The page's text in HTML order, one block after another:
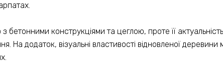
конструкціями та цеглою, проте її
На додаток, візуальні властивості відновленої деревини